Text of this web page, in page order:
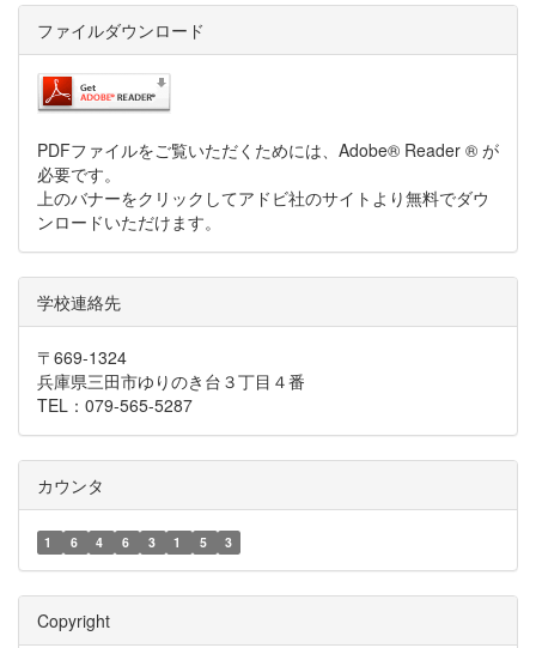
ファイルダウンロード
PDFファイルをご覧いただくためには、Adobe® Reader ® が
必要です。
上のバナーをクリックしてアドビ社のサイトより無料でダウ
ンロードいただけます。
学校連絡先
〒669-1324
兵庫県三田市ゆりのき台３丁目４番
TEL：079-565-5287
カウンタ
1 6 4 6 3 1 5 3
Copyright